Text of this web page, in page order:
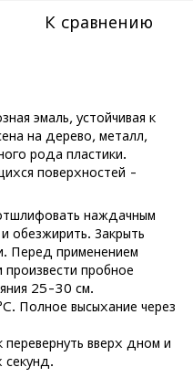
К сравнению
эмаль, устойчивая к
на дерево, металл,
рода пластики.
поверхностей -
наждачным
обезжирить. Закрыть
Перед применением
произвести пробное
25-30 см.
Полное высыхание через
перевернуть вверх дном и
секунд.